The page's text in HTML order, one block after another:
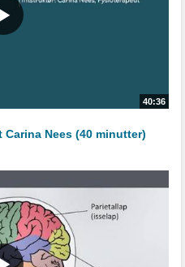
40:36
Nees (40 minutter)